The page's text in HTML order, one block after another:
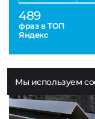
489
фраз в ТОП
Яндекс
Мы используем